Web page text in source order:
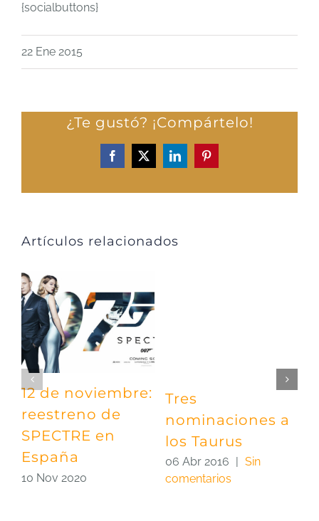
{socialbuttons}
22 Ene 2015
¿Te gustó? ¡Compártelo!
Facebook
X LinkedInPinterest
Artículos relacionados
12 de noviembre:
reestreno de
SPECTRE en
España
10 Nov 2020
Tres
nominaciones a
los Taurus
06 Abr 2016
Sin
comentarios